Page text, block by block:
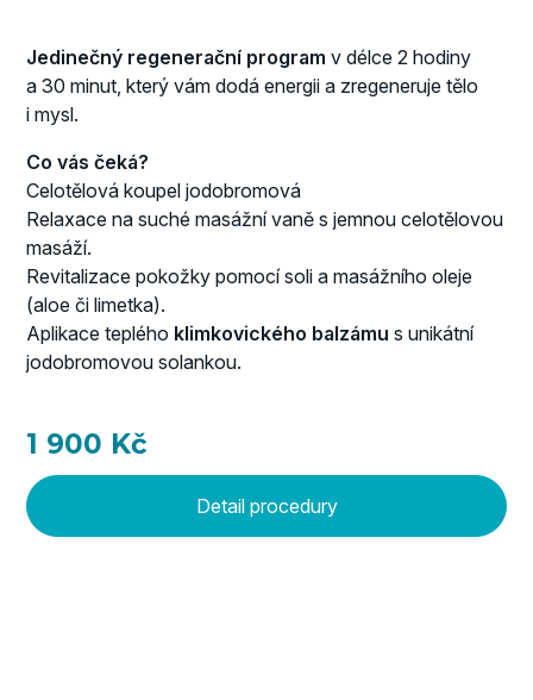
Jedinečný regenerační program v délce 2 hodiny
a 30 minut, který vám dodá energii a zregeneruje tělo
i mysl.
Co vás čeká?
Celotělová koupel jodobromová
Relaxace na suché masážní vaně s jemnou celotělovou
masáží.
Revitalizace pokožky pomocí soli a masážního oleje
(aloe či limetka).
Aplikace teplého klimkovického balzámu s unikátní
jodobromovou solankou.
1 900 Kč
Detail procedury